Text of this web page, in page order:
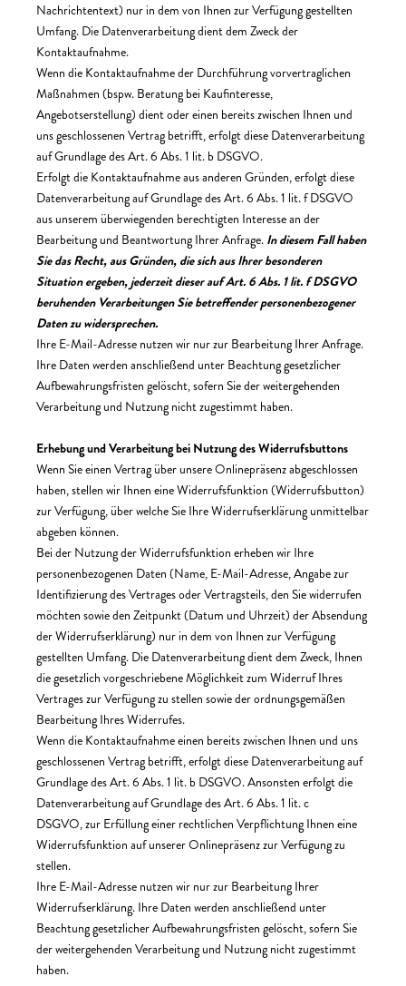
Nachrichtentext) nur in dem von Ihnen zur Verfügung gestellten
Umfang. Die Datenverarbeitung dient dem Zweck der
Kontaktaufnahme.
Wenn die Kontaktaufnahme der Durchführung vorvertraglichen
Maßnahmen (bspw. Beratung bei Kaufinteresse,
Angebotserstellung) dient oder einen bereits zwischen Ihnen und
uns geschlossenen Vertrag betrifft, erfolgt diese Datenverarbeitung
auf Grundlage des Art. 6 Abs. 1 lit. b DSGVO.
Erfolgt die Kontaktaufnahme aus anderen Gründen, erfolgt diese
Datenverarbeitung auf Grundlage des Art. 6 Abs. 1 lit. f DSGVO
aus unserem überwiegenden berechtigten Interesse an der
Bearbeitung und Beantwortung Ihrer Anfrage. In diesem Fall haben
Sie das Recht, aus Gründen, die sich aus Ihrer besonderen
Situation ergeben, jederzeit dieser auf Art. 6 Abs. 1 lit. f DSGVO
beruhenden Verarbeitungen Sie betreffender personenbezogener
Daten zu widersprechen.
Ihre E-Mail-Adresse nutzen wir nur zur Bearbeitung Ihrer Anfrage.
Ihre Daten werden anschließend unter Beachtung gesetzlicher
Aufbewahrungsfristen gelöscht, sofern Sie der weitergehenden
Verarbeitung und Nutzung nicht zugestimmt haben.
Erhebung und Verarbeitung bei Nutzung des Widerrufsbuttons
Wenn Sie einen Vertrag über unsere Onlinepräsenz abgeschlossen
haben, stellen wir Ihnen eine Widerrufsfunktion (Widerrufsbutton)
zur Verfügung, über welche Sie Ihre Widerrufserklärung unmittelbar
abgeben können.
Bei der Nutzung der Widerrufsfunktion erheben wir Ihre
personenbezogenen Daten (Name, E-Mail-Adresse, Angabe zur
Identifizierung des Vertrages oder Vertragsteils, den Sie widerrufen
möchten sowie den Zeitpunkt (Datum und Uhrzeit) der Absendung
der Widerrufserklärung) nur in dem von Ihnen zur Verfügung
gestellten Umfang. Die Datenverarbeitung dient dem Zweck, Ihnen
die gesetzlich vorgeschriebene Möglichkeit zum Widerruf Ihres
Vertrages zur Verfügung zu stellen sowie der ordnungsgemäßen
Bearbeitung Ihres Widerrufes.
Wenn die Kontaktaufnahme einen bereits zwischen Ihnen und uns
geschlossenen Vertrag betrifft, erfolgt diese Datenverarbeitung auf
Grundlage des Art. 6 Abs. 1 lit. b DSGVO. Ansonsten erfolgt die
Datenverarbeitung auf Grundlage des Art. 6 Abs. 1 lit. c
DSGVO, zur Erfüllung einer rechtlichen Verpflichtung Ihnen eine
Widerrufsfunktion auf unserer Onlinepräsenz zur Verfügung zu
stellen.
Ihre E-Mail-Adresse nutzen wir nur zur Bearbeitung Ihrer
Widerrufserklärung. Ihre Daten werden anschließend unter
Beachtung gesetzlicher Aufbewahrungsfristen gelöscht, sofern Sie
der weitergehenden Verarbeitung und Nutzung nicht zugestimmt
haben.